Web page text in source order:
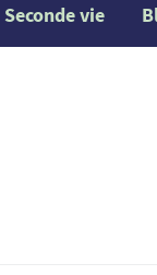
Seconde vie